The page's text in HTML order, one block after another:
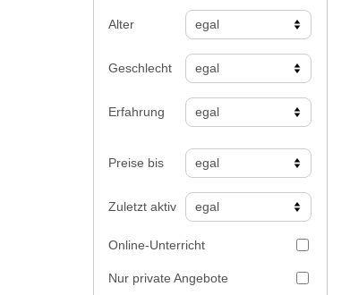
Alter
Geschlecht
Erfahrung
Preise bis
Zuletzt aktiv
Online-Unterricht
Nur private Angebote